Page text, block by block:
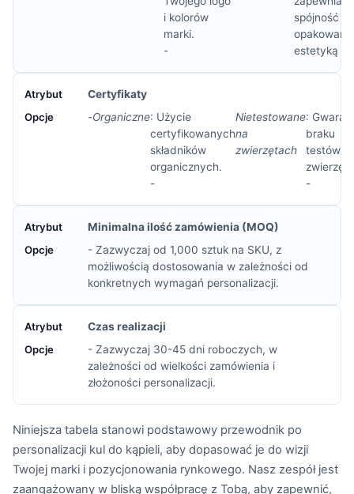
i kolorów
marki.
-
spójność
estetyką
Certyfikaty
-Organiczne: Użycie
certyfikowanych
składników
organicznych.
-
Nietestowane
na
zwierzętach
:
braku
testów
-
Minimalna ilość zamówienia (MOQ)
- Zazwyczaj od 1,000 sztuk na SKU, z
możliwością dostosowania w zależności od
konkretnych wymagań personalizacji.
Czas realizacji
- Zazwyczaj 30-45 dni roboczych, w
zależności od wielkości zamówienia i
złożoności personalizacji.
Niniejsza tabela stanowi podstawowy przewodnik po
personalizacji kul do kąpieli, aby dopasować je do wizji
Twojej marki i pozycjonowania rynkowego. Nasz zespół jest
zaangażowany w bliską współpracę z Tobą, aby zapewnić,